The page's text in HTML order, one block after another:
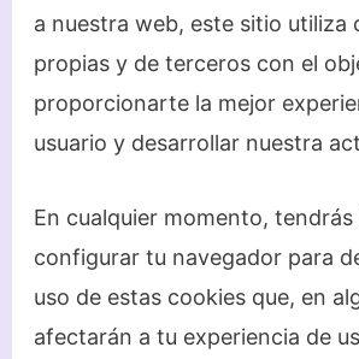
a nuestra web, este sitio utiliza
propias y de terceros con el
proporcionarte la mejor
usuario y desarrollar nuestra
En cualquier momento,
configurar tu navegador para
uso de estas cookies que, en
afectarán a tu experiencia de